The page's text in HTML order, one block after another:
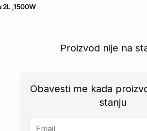
2L ,1500W
Proizvod nije na
Obavesti me kada
stanju